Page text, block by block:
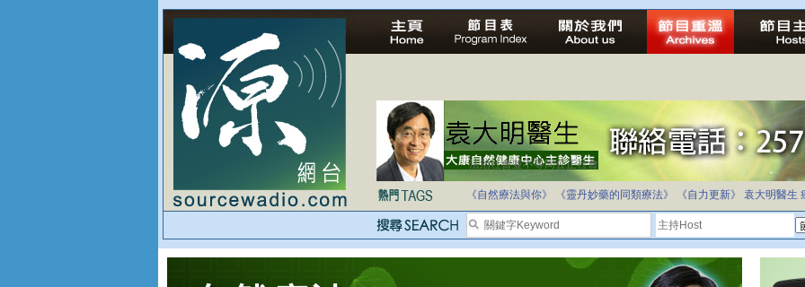
法治社會並不等同公正社會
自家教育合法化-推動多元化教育，全民學卷制
《自然療法與你》
《靈丹妙藥的同類療法》 《自力更新》 袁大明醫生